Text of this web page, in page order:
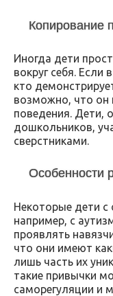
Копирование
Иногда дети
вокруг себя. Если
кто
возможно, что он
поведения. Дети,
дошкольников,
сверстниками.
Особенности
Некоторые дети с
например, с
проявлять
что они имеют
лишь часть их
такие привычки
саморегуляции и